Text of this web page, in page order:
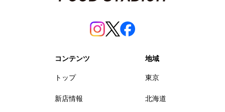
コンテンツ
トップ
新店情報
地域
東京
北海道